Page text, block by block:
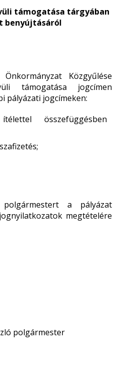
támogatása tárgyában
benyújtásáról
Közgyűlése
támogatása jogcímen
pályázati jogcímeken:
összefüggésben
a pályázat
megtételére
polgármester